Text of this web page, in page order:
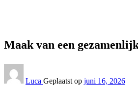
Maak van een
Luca Geplaatst op juni 16, 2026